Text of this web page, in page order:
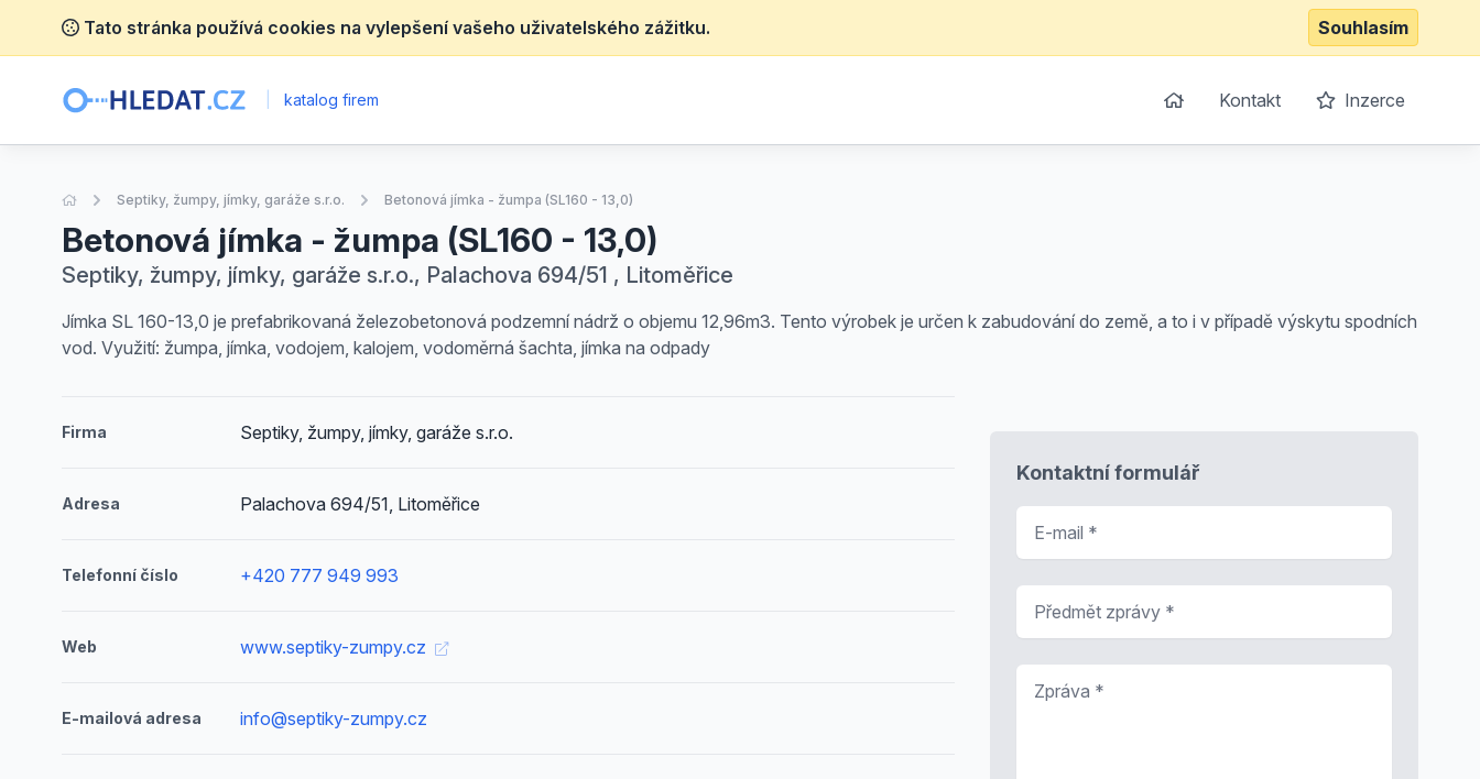
Tato stránka používá cookies na vylepšení vašeho uživatelského zážitku. Souhlasím
katalog firem Kontakt Inzerce
Úvodní stránka
Septiky, žumpy, jímky, garáže s.r.o. Betonová jímka - žumpa (SL160 - 13,0)
Betonová jímka - žumpa (SL160 - 13,0)
Septiky, žumpy, jímky, garáže s.r.o., Palachova 694/51 , Litoměřice
Jímka SL 160-13,0 je prefabrikovaná železobetonová podzemní nádrž o objemu 12,96m3. Tento výrobek je určen k zabudování do země, a to i v případě výskytu spodních
vod. Využití: žumpa, jímka, vodojem, kalojem, vodoměrná šachta, jímka na odpady
Firma Septiky, žumpy, jímky, garáže s.r.o.
Adresa Palachova 694/51, Litoměřice
Telefonní číslo +420 777 949 993
Web www.septiky-zumpy.cz
E-mailová adresa info@septiky-zumpy.cz
Kontaktní formulář